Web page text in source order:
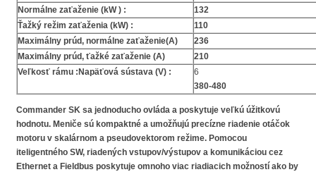
Normálne zaťaženie (kW ) :
132
Ťažký režim zaťaženia (kW) :
110
Maximálny prúd, normálne zaťaženie(A)
236
Maximálny prúd, ťažké zaťaženie (A)
210
Veľkosť rámu :Napäťová sústava (V) :
6
380-480
Commander SK sa jednoducho ovláda a poskytuje veľkú úžitkovú
hodnotu. Meniče sú kompaktné a umožňujú precízne riadenie otáčok
motoru v skalárnom a pseudovektorom režime. Pomocou
iteligentného SW, riadených vstupov/výstupov a komunikáciou cez
Ethernet a Fieldbus poskytuje omnoho viac riadiacich možností ako by